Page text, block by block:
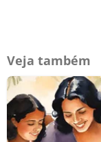
Veja também